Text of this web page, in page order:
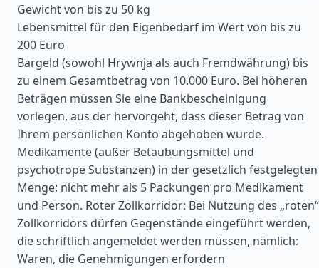
Gewicht von bis zu 50 kg
Lebensmittel für den Eigenbedarf im Wert von bis zu
200 Euro
Bargeld (sowohl Hrywnja als auch Fremdwährung) bis
zu einem Gesamtbetrag von 10.000 Euro. Bei höheren
Beträgen müssen Sie eine Bankbescheinigung
vorlegen, aus der hervorgeht, dass dieser Betrag von
Ihrem persönlichen Konto abgehoben wurde.
Medikamente (außer Betäubungsmittel und
psychotrope Substanzen) in der gesetzlich festgelegten
Menge: nicht mehr als 5 Packungen pro Medikament
und Person. Roter Zollkorridor: Bei Nutzung des „roten“
Zollkorridors dürfen Gegenstände eingeführt werden,
die schriftlich angemeldet werden müssen, nämlich:
Waren, die Genehmigungen erfordern